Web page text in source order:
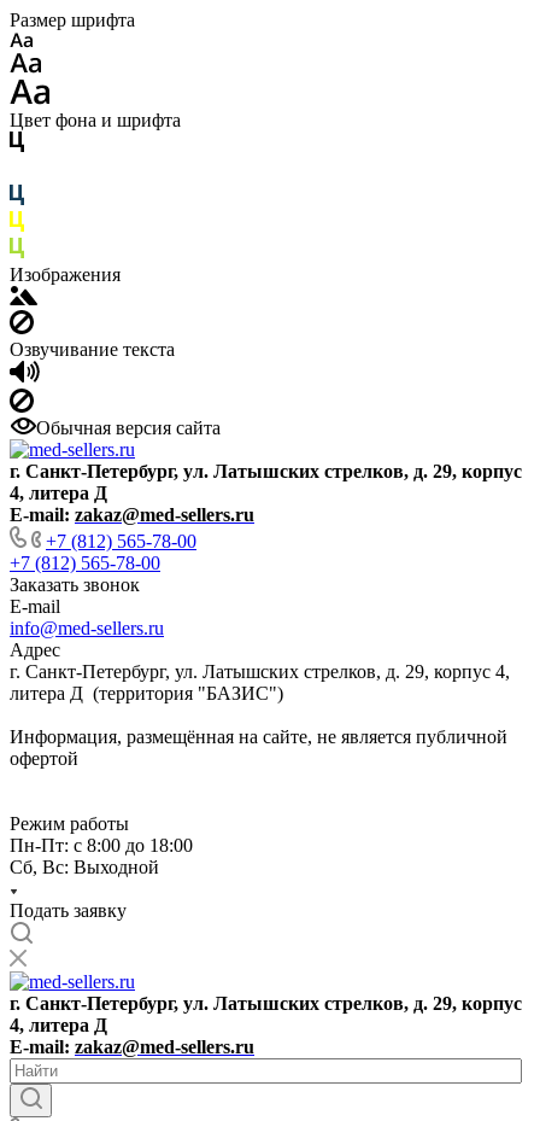
Размер шрифта
Цвет фона и шрифта
Изображения
Озвучивание текста
Обычная версия сайта
г. Санкт-Петербург, ул. Латышских стрелков, д. 29, корпус
4, литера Д
E-mail: zakaz@med-sellers.ru
+7 (812) 565-78-00
+7 (812) 565-78-00
Заказать звонок
E-mail
info@med-sellers.ru
Адрес
г. Санкт-Петербург, ул. Латышских стрелков, д. 29, корпус 4,
литера Д (территория "БАЗИС")
Информация, размещённая на сайте, не является публичной
офертой
Режим работы
Пн-Пт: с 8:00 до 18:00
Сб, Вс: Выходной
Подать заявку
г. Санкт-Петербург, ул. Латышских стрелков, д. 29, корпус
4, литера Д
E-mail: zakaz@med-sellers.ru